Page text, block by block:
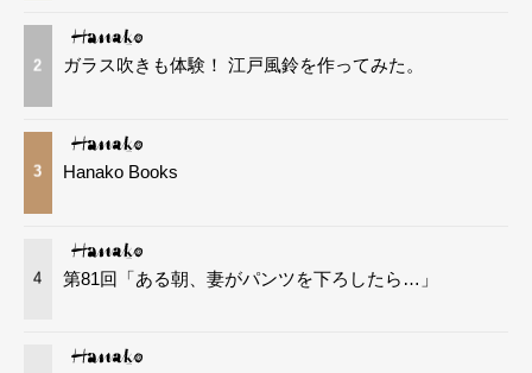
2 ガラス吹きも体験！ 江戸風鈴を作ってみた。
3 Hanako Books
4 第81回「ある朝、妻がパンツを下ろしたら…」